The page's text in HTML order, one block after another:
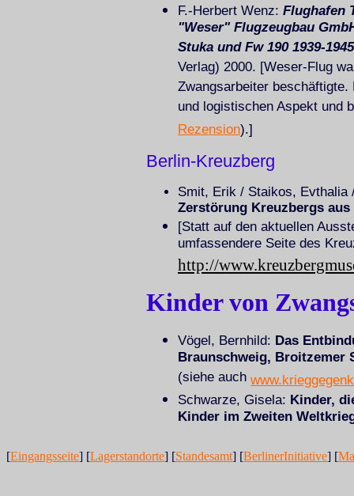
F.-Herbert Wenz: Flughafen
"Weser" Flugzeugbau
Stuka und Fw 190 1939-
Verlag) 2000. [Weser-Flug
Zwangsarbeiter
und logistischen Aspekt und
Rezension).]
Berlin-Kreuzberg
Smit, Erik / Staikos,
Zerstörung Kreuzbergs
[Statt auf den aktuellen
umfassendere Seite des
http://
Kinder von
Vögel, Bernhild: Das
Braunschweig, Broitzemer
(siehe auch
Schwarze, Gisela: Kinder,
Kinder im Zweiten
[Eingangsseite] [Lagerstandorte] [Standesamt] [BerlinerInitiative] [